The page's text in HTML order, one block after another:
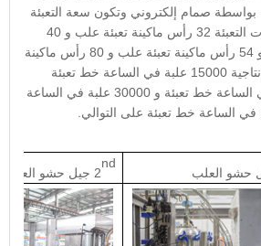
بواسطة صمام إلكتروني وتكون سعة التعبئة
ثابتة. عدد رؤوس صمامات التعبئة 32 رأس ماكينة تعبئة علب و 40
رأس ماكينة تعبئة علب و 54 رأس ماكينة تعبئة علب و 80 رأس ماكينة
تعبئة علب ، و الطاقة الإنتاجية 15000 علبة في الساعة خط تعبئة
العلب و 20000 علبة في الساعة خط تعبئة و 30000 علبة في الساعة
حشو العلب 2
nd
جيل حشو العلب